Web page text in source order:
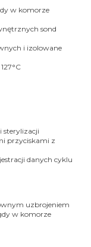
w komorze
sond
i izolowane
°C
sterylizacji
przyciskami z
danych cyklu
uzbrojeniem
w komorze